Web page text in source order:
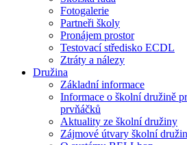
Fotogalerie
Partneři školy
Pronájem prostor
Testovací středisko ECDL
Ztráty a nálezy
Družina
Základní informace
Informace o školní družině
prvňáčků
Aktuality ze školní družiny
Zájmové útvary školní